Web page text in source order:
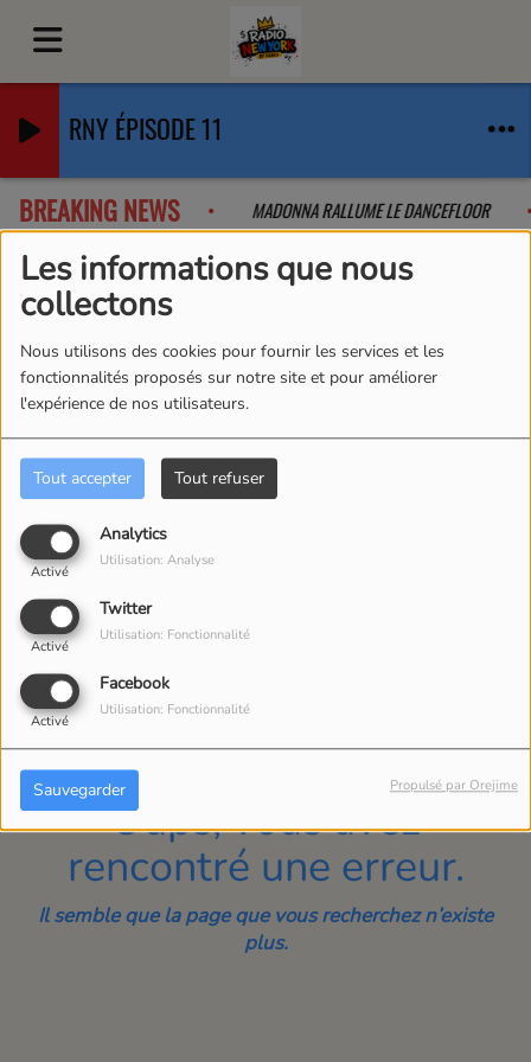
Les informations que nous
collectons
Nous utilisons des cookies pour fournir les services et les
fonctionnalités proposés sur notre site et pour améliorer
l'expérience de nos utilisateurs.
Tout accepter Tout refuser
Analytics
Activé
Utilisation: Analyse
Twitter
Activé
Utilisation: Fonctionnalité
Facebook
Activé
Utilisation: Fonctionnalité
Sauvegarder Propulsé par Orejime
RNY ÉPISODE 11
BREAKING NEWS
QUE L'ON A PAS VU VENIR MADONNA RALLUME LE DANCEFLOOR
Oups, vous avez
rencontré une erreur.
Il semble que la page que vous recherchez n’existe
plus.